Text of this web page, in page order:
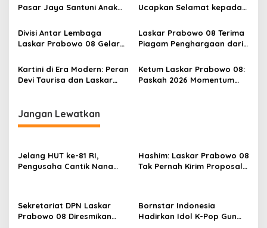
Pasar Jaya Santuni Anak
Keluarga Besar Para
Pedagang Pasar & Pekerja
Ucapkan Selamat kepada
BGN Makin Profesional dan
Transparan
Divisi Antar Lembaga
Laskar Prabowo 08 Gelar
MBG bagi Masyarakat
Laskar Prabowo 08 Terima
Piagam Penghargaan dari
Kiprah di Bulan Ramadan
Kartini di Era Modern: Peran
Devi Taurisa dan Laskar
Ketum Laskar Prabowo 08:
Paskah 2026 Momentum
Jangan Lewatkan
Jelang HUT ke-81 RI,
Pengusaha Cantik Nana
Hashim: Laskar Prabowo 08
Tak Pernah Kirim Proposal
Sekretariat DPN Laskar
Prabowo 08 Diresmikan
Bornstar Indonesia
Hadirkan Idol K-Pop Gun